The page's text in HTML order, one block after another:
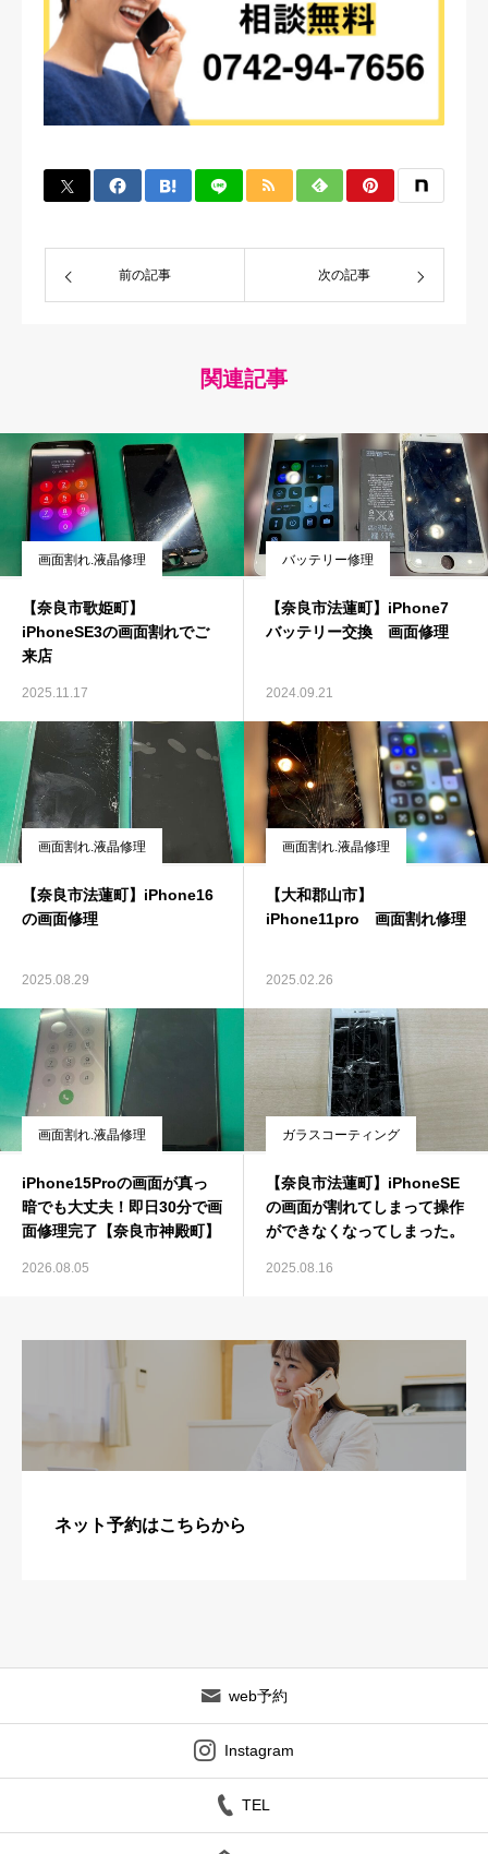
前の記事 次の記事
関連記事
画面割れ.液晶修理
【奈良市歌姫町】
iPhoneSE3の画面割れでご
来店
2025.11.17
バッテリー修理
【奈良市法蓮町】iPhone7
バッテリー交換 画面修理
2024.09.21
画面割れ.液晶修理
【奈良市法蓮町】iPhone16
の画面修理
2025.08.29
画面割れ.液晶修理
【大和郡山市】
iPhone11pro 画面割れ修理
2025.02.26
画面割れ.液晶修理
iPhone15Proの画面が真っ
暗でも大丈夫！即日30分で画
面修理完了【奈良市神殿町】
2026.08.05
ガラスコーティング
【奈良市法蓮町】iPhoneSE
の画面が割れてしまって操作
ができなくなってしまった。
2025.08.16
ネット予約はこちらから
web予約
Instagram
TEL